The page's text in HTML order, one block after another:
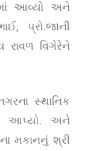
આવ્યો અને
પ્રો.જાની
રાવળ વિગેરેને
સ્થાનિક
આપ્યો. અને
મકાનનું શ્રી